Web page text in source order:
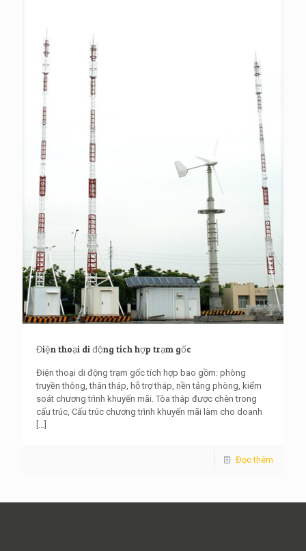
Điện thoại di động tích hợp trạm gốc
Điện thoại di động trạm gốc tích hợp bao gồm: phòng
truyền thông, thân tháp, hỗ trợ tháp, nền tảng phòng, kiểm
soát chương trình khuyến mãi. Tòa tháp được chèn trong
cấu trúc, Cấu trúc chương trình khuyến mãi làm cho doanh
[…]
Đọc thêm